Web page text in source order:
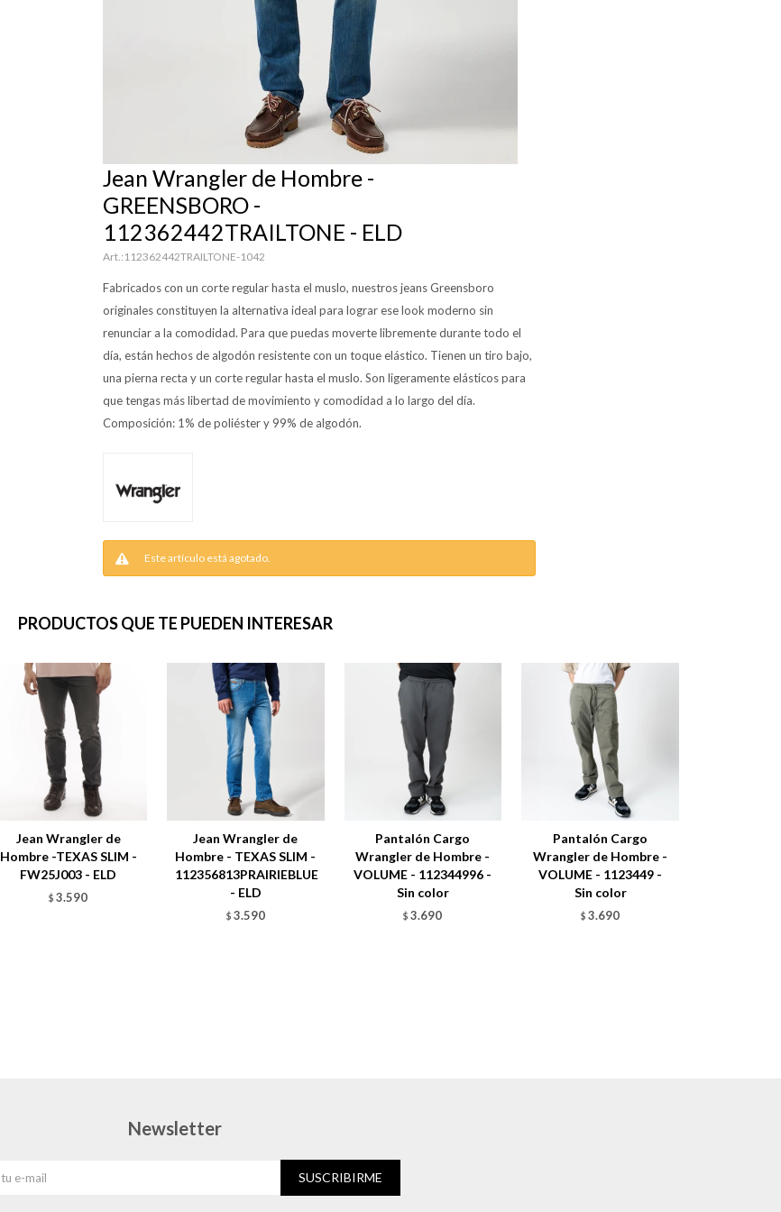
Jean Wrangler de Hombre -
GREENSBORO -
112362442TRAILTONE - ELD
112362442TRAILTONE-1042
Fabricados con un corte regular hasta el muslo, nuestros jeans Greensboro
originales constituyen la alternativa ideal para lograr ese look moderno sin
renunciar a la comodidad. Para que puedas moverte libremente durante todo el
día, están hechos de algodón resistente con un toque elástico. Tienen un tiro bajo,
una pierna recta y un corte regular hasta el muslo. Son ligeramente elásticos para
que tengas más libertad de movimiento y comodidad a lo largo del día.
Composición: 1% de poliéster y 99% de algodón.
Este artículo está agotado.
PRODUCTOS QUE TE PUEDEN INTERESAR
Jean Wrangler de
Hombre -TEXAS SLIM -
FW25J003 - ELD
$ 3.590
Jean Wrangler de
Hombre - TEXAS SLIM -
112356813PRAIRIEBLUE
- ELD
$ 3.590
Pantalón Cargo
Wrangler de Hombre -
VOLUME - 112344996 -
Sin color
$ 3.690
Pantalón Cargo
Wrangler de Hombre -
VOLUME - 1123449 -
Sin color
$ 3.690
Newsletter
SUSCRIBIRME